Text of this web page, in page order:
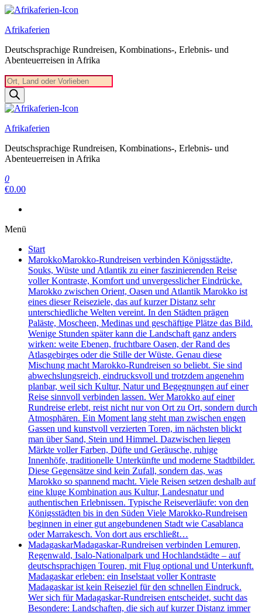
Zum
springen
Afrikaferien
Deutschsprachige Rundreisen, Kombinations-, Erlebnis- und
Abenteuerreisen in Afrika
Products
search
Afrikaferien
Deutschsprachige Rundreisen, Kombinations-, Erlebnis- und
Abenteuerreisen in Afrika
0
€0.00
Menü
Start
MarokkoMarokko-Rundreisen verbinden Königsstädte,
Souks, Wüste und Atlantik zu einer faszinierenden Reise
voller Kontraste, Komfort und unvergesslicher Eindrücke.
Marokko zwischen Orient, Oasen und Atlantik Marokko ist
eines dieser Reiseziele, das auf kurzer Distanz sehr
unterschiedliche Welten vereint. In den Städten prägen
Paläste, Moscheen, Medinas und geschäftige Plätze das Bild.
Wenige Stunden später kann die Landschaft ganz anders
wirken: weite Ebenen, fruchtbare Oasen, der Rand des
Atlasgebirges oder die Stille der Wüste. Genau diese
Mischung macht Marokko-Rundreisen so beliebt. Sie sind
abwechslungsreich, eindrucksvoll und trotzdem angenehm
planbar, weil sich Kultur, Natur und Begegnungen auf einer
Reise sinnvoll verbinden lassen. Wer Marokko auf einer
Rundreise erlebt, reist nicht nur von Ort zu Ort, sondern durch
Atmosphären. Ein Moment lang steht man zwischen engen
Gassen und kunstvoll verzierten Toren, im nächsten blickt
man über Sand, Stein und Himmel. Dazwischen liegen
Märkte voller Farben, Düfte und Geräusche, ruhige
Innenhöfe, traditionelle Unterkünfte und moderne Stadtbilder.
Diese Gegensätze sind kein Zufall, sondern das, was
Marokko so spannend macht. Viele Reisen setzen deshalb auf
eine kluge Kombination aus Kultur, Landesnatur und
authentischen Erlebnissen. Typische Reiseverläufe: von den
Königsstädten bis in den Süden Viele Marokko-Rundreisen
beginnen in einer gut angebundenen Stadt wie Casablanca
oder Marrakesch. Von dort aus erschließt…
MadagaskarMadagaskar-Rundreisen verbinden Lemuren,
Regenwald, Isalo-Nationalpark und Hochlandstädte – auf
deutschsprachigen Touren, mit Flug optional und Unterkunft.
Madagaskar erleben: ein Inselstaat voller Kontraste
Madagaskar ist kein Reiseziel für den schnellen Eindruck.
Wer sich für Madagaskar-Rundreisen entscheidet, sucht das
Besondere: Landschaften, die sich auf kurzer Distanz immer